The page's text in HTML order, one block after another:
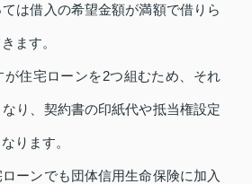
は借入の希望金額が満額で借りら
ます。
が住宅ローンを2つ組むため、それ
り、契約書の印紙代や抵当権設定
ります。
ーンでも団体信用生命保険に加入